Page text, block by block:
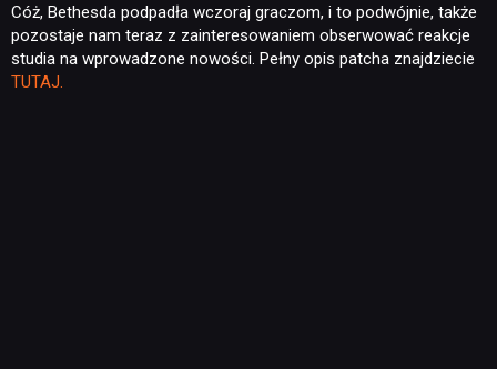
TECHNOLOGIE
Cóż, Bethesda podpadła wczoraj graczom, i to podwójnie, także
pozostaje nam teraz z zainteresowaniem obserwować reakcje
studia na wprowadzone nowości. Pełny opis patcha znajdziecie
TUTAJ.